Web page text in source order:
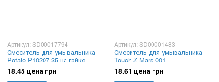
Артикул: SD00017794
Смеситель для умывальника
Potato P10207-35 на гайке
18.45 цена грн
Артикул: SD00001483
Смеситель для умывальника
Touch-Z Mars 001
18.61 цена грн